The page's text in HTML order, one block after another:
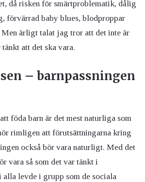
då risken för smärtproblematik, dålig
förvärrad baby blues, blodproppar
Men ärligt talat jag tror att det inte är
att det ska vara.
– barnpassningen
föda barn är det mest naturliga som
rimligen att förutsättningarna kring
också bör vara naturligt. Med det
vara så som det var tänkt i
alla levde i grupp som de sociala